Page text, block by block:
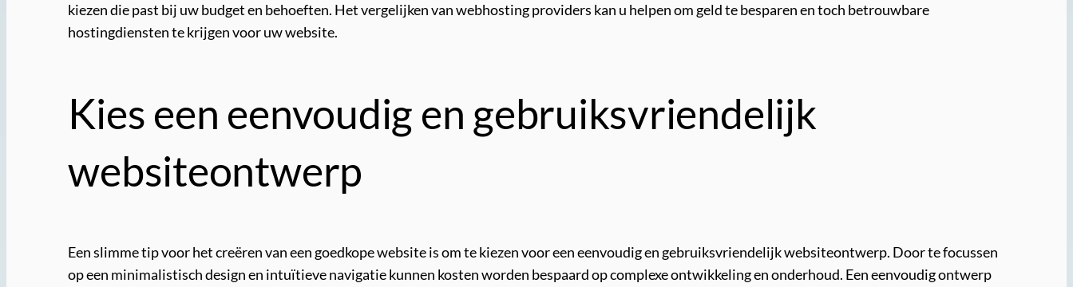
kiezen die past bij uw budget en behoeften. Het vergelijken van webhosting providers kan u helpen om geld te besparen en toch betrouwbare
hostingdiensten te krijgen voor uw website.
Kies een eenvoudig en gebruiksvriendelijk
websiteontwerp
Een slimme tip voor het creëren van een goedkope website is om te kiezen voor een eenvoudig en gebruiksvriendelijk websiteontwerp. Door te focussen
op een minimalistisch design en intuïtieve navigatie kunnen kosten worden bespaard op complexe ontwikkeling en onderhoud. Een eenvoudig ontwerp